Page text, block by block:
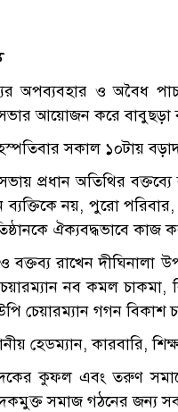
অপব্যবহার ও অবৈধ
আয়োজন করে বাবুছড়া
সকাল ১০টায়
প্রধান অতিথির
নয়, পুরো পরিবার,
ঐক্যবদ্ধভাবে কাজ
রাখেন দীঘিনালা
নব কমল চাকমা,
চেয়ারম্যান গগন বিকাশ
হেডম্যান, কারবারি,
কুফল এবং তরুণ
সমাজ গঠনের জন্য